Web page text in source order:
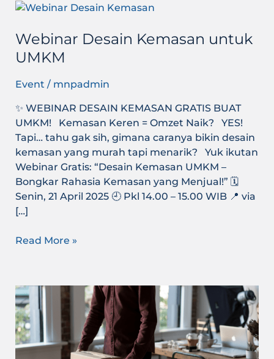
Webinar Desain Kemasan untuk
UMKM
Event / mnpadmin
✨ WEBINAR DESAIN KEMASAN GRATIS BUAT
UMKM! Kemasan Keren = Omzet Naik? YES!
Tapi… tahu gak sih, gimana caranya bikin desain
kemasan yang murah tapi menarik? Yuk ikutan
Webinar Gratis: “Desain Kemasan UMKM –
Bongkar Rahasia Kemasan yang Menjual!” 🗓️
Senin, 21 April 2025 🕘 Pkl 14.00 – 15.00 WIB 📍 via
[…]
Webinar
Kemasan
untuk
UMKM
Read More »
Bisnis
Kecil-
kecilan
Bisa
Naik